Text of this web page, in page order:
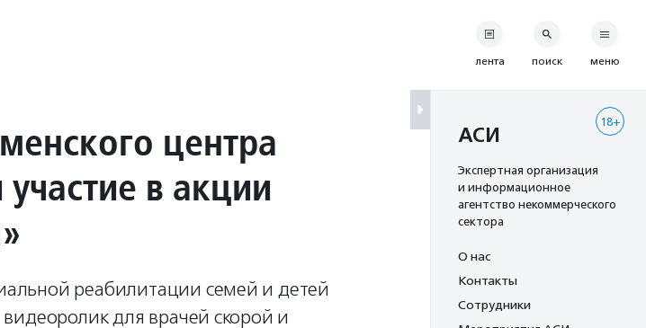
центра
в акции
реабилитации семей и детей
для врачей скорой и
лента поиск меню
18+
АСИ
Экспертная организация
и информационное
агентство некоммерческого
сектора
О нас
Контакты
Сотрудники